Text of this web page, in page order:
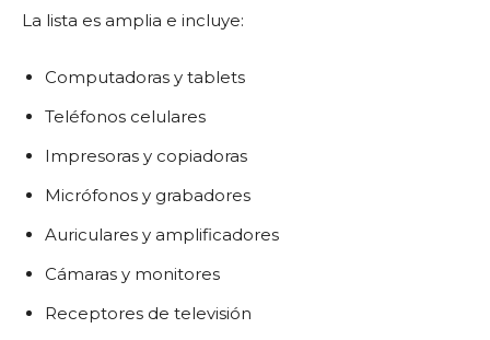
La lista es amplia e incluye:
Computadoras y tablets
Teléfonos celulares
Impresoras y copiadoras
Micrófonos y grabadores
Auriculares y amplificadores
Cámaras y monitores
Receptores de televisión